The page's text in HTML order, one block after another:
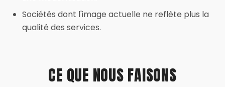
Sociétés dont l'image actuelle ne reflète plus la
qualité des services.
CE QUE NOUS FAISONS